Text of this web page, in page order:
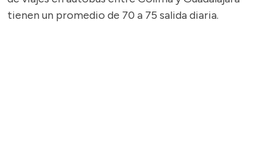
tienen un promedio de 70 a 75 salida diaria.